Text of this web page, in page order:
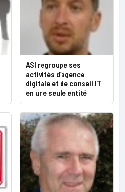
ASI regroupe ses
activités d’agence
digitale et de conseil IT
en une seule entité